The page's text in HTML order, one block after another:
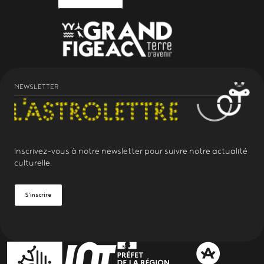
NEWSLETTER
Inscrivez-vous à notre newsletter pour suivre notre actualité
culturelle.
S'inscrire
PARTENAIRES